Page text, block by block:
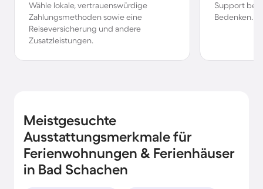
Wähle lokale, vertrauenswürdige
Zahlungsmethoden sowie eine
Reiseversicherung und andere
Zusatzleistungen.
Support bei
Bedenken.
Meistgesuchte
Ausstattungsmerkmale für
Ferienwohnungen & Ferienhäuser
in Bad Schachen